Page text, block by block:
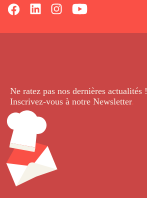
Ne ratez pas nos dernières actualités !
Inscrivez-vous à notre Newsletter.